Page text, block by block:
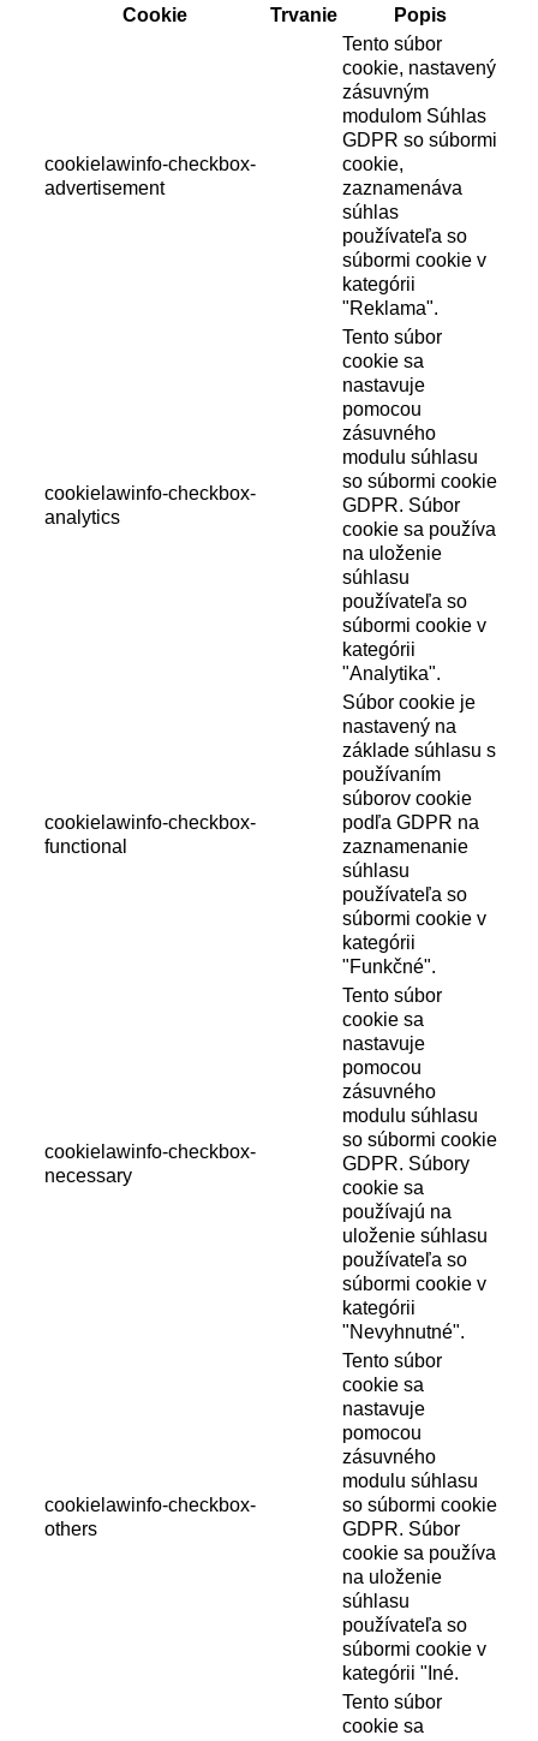
Cookie
Trvanie Popis
cookielawinfo-checkbox-
advertisement
Tento súbor
cookie, nastavený
zásuvným
modulom Súhlas
GDPR so súbormi
cookie,
zaznamenáva
súhlas
používateľa so
súbormi cookie v
kategórii
"Reklama".
cookielawinfo-checkbox-
analytics
Tento súbor
cookie sa
nastavuje
pomocou
zásuvného
modulu súhlasu
so súbormi cookie
GDPR. Súbor
cookie sa používa
na uloženie
súhlasu
používateľa so
súbormi cookie v
kategórii
"Analytika".
cookielawinfo-checkbox-
functional
Súbor cookie je
nastavený na
základe súhlasu s
používaním
súborov cookie
podľa GDPR na
zaznamenanie
súhlasu
používateľa so
súbormi cookie v
kategórii
"Funkčné".
cookielawinfo-checkbox-
necessary
Tento súbor
cookie sa
nastavuje
pomocou
zásuvného
modulu súhlasu
so súbormi cookie
GDPR. Súbory
cookie sa
používajú na
uloženie súhlasu
používateľa so
súbormi cookie v
kategórii
"Nevyhnutné".
cookielawinfo-checkbox-
others
Tento súbor
cookie sa
nastavuje
pomocou
zásuvného
modulu súhlasu
so súbormi cookie
GDPR. Súbor
cookie sa používa
na uloženie
súhlasu
používateľa so
súbormi cookie v
kategórii "Iné.
Tento súbor
cookie sa